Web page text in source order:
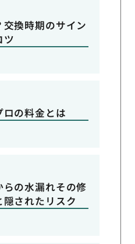
換時期のサイン
ツ
の料金とは
の水漏れその修
されたリスク